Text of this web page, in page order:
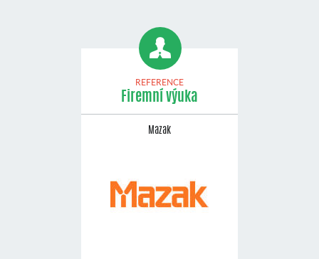
REFERENCE
Firemní výuka
Mazak